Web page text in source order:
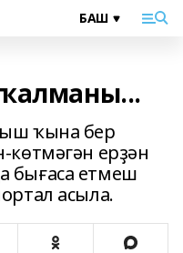
ҡына бер
көтмәгән ерҙән
бығаса етмеш
асыла.